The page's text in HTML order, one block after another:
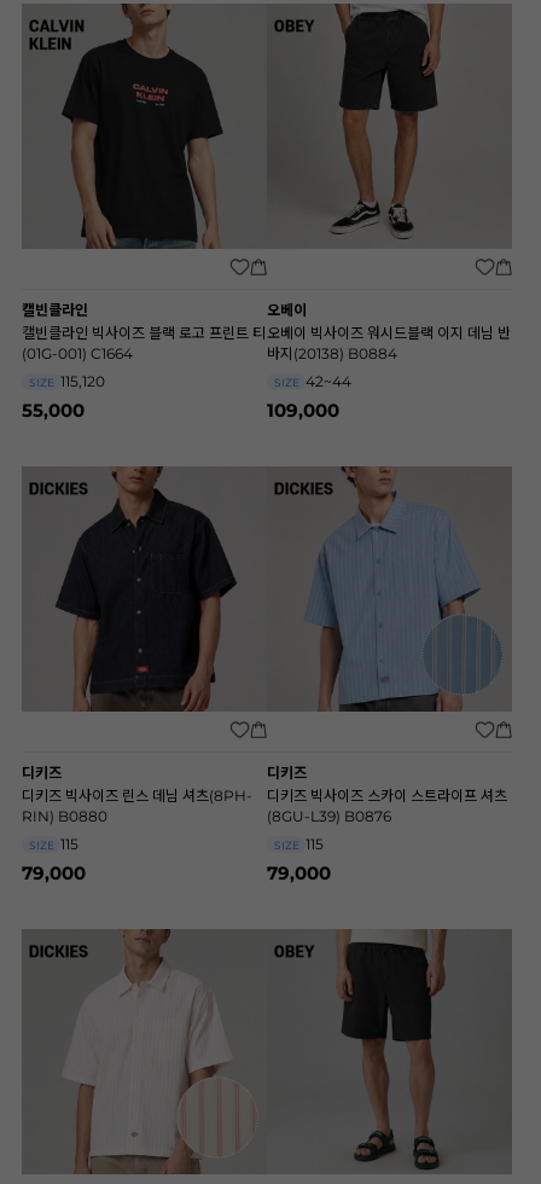
캘빈클라인
캘빈클라인 빅사이즈 블랙 로고 프린트 티
(01G-001) C1664
SIZE 115,120
55,000
오베이
오베이 빅사이즈 워시드블랙 이지 데님 반
바지(20138) B0884
SIZE 42~44
109,000
디키즈
디키즈 빅사이즈 린스 데님 셔츠(8PH-
RIN) B0880
SIZE 115
79,000
디키즈
디키즈 빅사이즈 스카이 스트라이프 셔츠
(8GU-L39) B0876
SIZE 115
79,000